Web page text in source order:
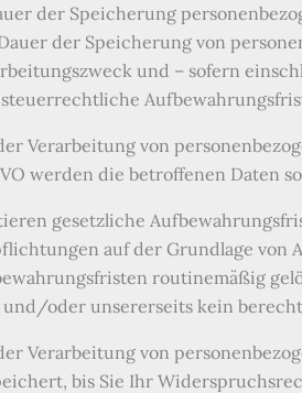
der Speicherung
der Speicherung von
und – sofern
Verarbeitung von
werden die betroffenen Daten
gesetzliche
auf der Grundlage von
routinemäßig
und/oder unsererseits kein
Verarbeitung von
bis Sie Ihr